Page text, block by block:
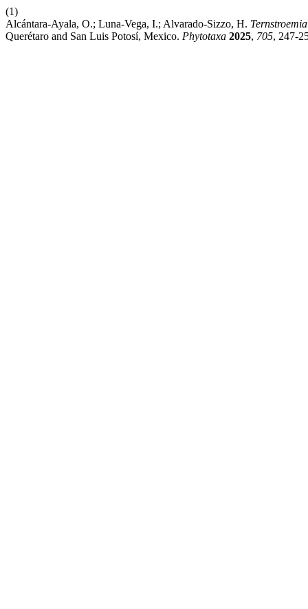
(1)
Alcántara-Ayala, O.; Luna-Vega, I.; Alvarado-Sizzo, H.
Querétaro and San Luis Potosí, Mexico. Phytotaxa 2025, 705, 247-